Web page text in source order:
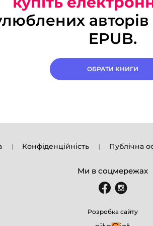
авторів
EPUB.
ОБРАТИ КНИГИ
Конфіденційність Публічна
Ми в соцмережах
Розробка сайту